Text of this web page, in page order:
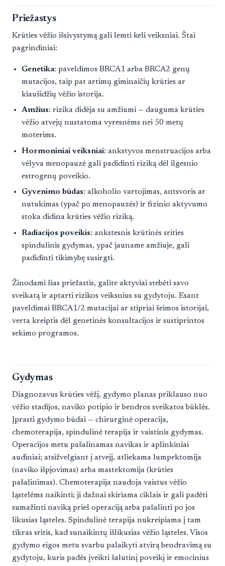
Priežastys
Krūties vėžio išsivystymą gali lemti keli veiksniai. Štai
pagrindiniai:
Genetika: paveldimos BRCA1 arba BRCA2 genų
mutacijos, taip pat artimų giminaičių krūties ar
kiaušidžių vėžio istorija.
Amžius: rizika didėja su amžiumi — dauguma krūties
vėžio atvejų nustatoma vyresnėms nei 50 metų
moterims.
Hormoniniai veiksniai: ankstyvos menstruacijos arba
vėlyva menopauzė gali padidinti riziką dėl ilgesnio
estrogenų poveikio.
Gyvenimo būdas: alkoholio vartojimas, antsvoris ar
nutukimas (ypač po menopauzės) ir fizinio aktyvumo
stoka didina krūties vėžio riziką.
Radiacijos poveikis: ankstesnis krūtinės srities
spindulinis gydymas, ypač jauname amžiuje, gali
padidinti tikimybę susirgti.
Žinodami šias priežastis, galite aktyviai stebėti savo
sveikatą ir aptarti rizikos veiksnius su gydytoju. Esant
paveldimai BRCA1/2 mutacijai ar stipriai šeimos istorijai,
verta kreiptis dėl genetinės konsultacijos ir sustiprintos
sekimo programos.
Gydymas
Diagnozavus krūties vėžį, gydymo planas priklauso nuo
vėžio stadijos, naviko potipio ir bendros sveikatos būklės.
Įprasti gydymo būdai — chirurginė operacija,
chemoterapija, spindulinė terapija ir vaistinis gydymas.
Operacijos metu pašalinamas navikas ir aplinkiniai
audiniai; atsižvelgiant į atvejį, atliekama lumpektomija
(naviko išpjovimas) arba mastektomija (krūties
pašalinimas). Chemoterapija naudoja vaistus vėžio
ląstelėms naikinti; ji dažnai skiriama ciklais ir gali padėti
sumažinti naviką prieš operaciją arba pašalinti po jos
likusias ląsteles. Spindulinė terapija nukreipiama į tam
tikras sritis, kad sunaikintų išlikusias vėžio ląsteles. Visos
gydymo eigos metu svarbu palaikyti atvirą bendravimą su
gydytoju, kuris padės įveikti šalutinį poveikį ir emocinius